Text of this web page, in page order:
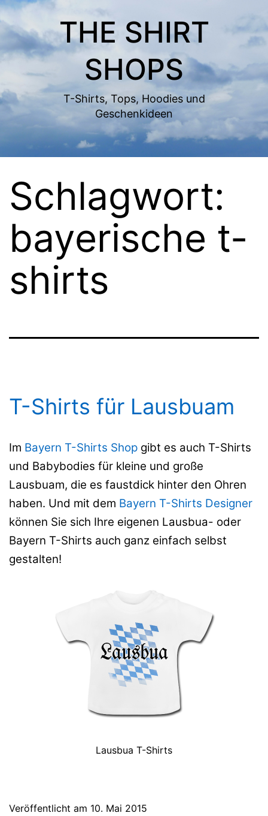
Zum
Inhalt
springen
THE SHIRT
SHOPS
T-Shirts, Tops, Hoodies und
Geschenkideen
Schlagwort:
bayerische t-
shirts
T-Shirts für Lausbuam
Im Bayern T-Shirts Shop gibt es auch T-Shirts
und Babybodies für kleine und große
Lausbuam, die es faustdick hinter den Ohren
haben. Und mit dem Bayern T-Shirts Designer
können Sie sich Ihre eigenen Lausbua- oder
Bayern T-Shirts auch ganz einfach selbst
gestalten!
Lausbua T-Shirts
Veröffentlicht am 10. Mai 2015